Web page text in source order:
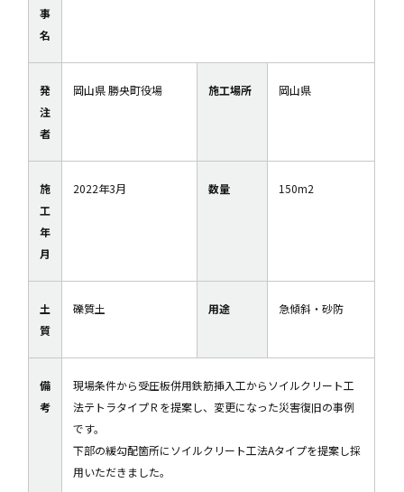
事
名
発
注
者
岡山県 勝央町役場 施工場所 岡山県
施
工
年
月
2022年3月 数量 150m2
土
質
礫質土 用途 急傾斜・砂防
備
考
現場条件から受圧板併用鉄筋挿入工からソイルクリート工
法テトラタイプＲを提案し、変更になった災害復旧の事例
です。
下部の緩勾配箇所にソイルクリート工法Aタイプを提案し採
用いただきました。